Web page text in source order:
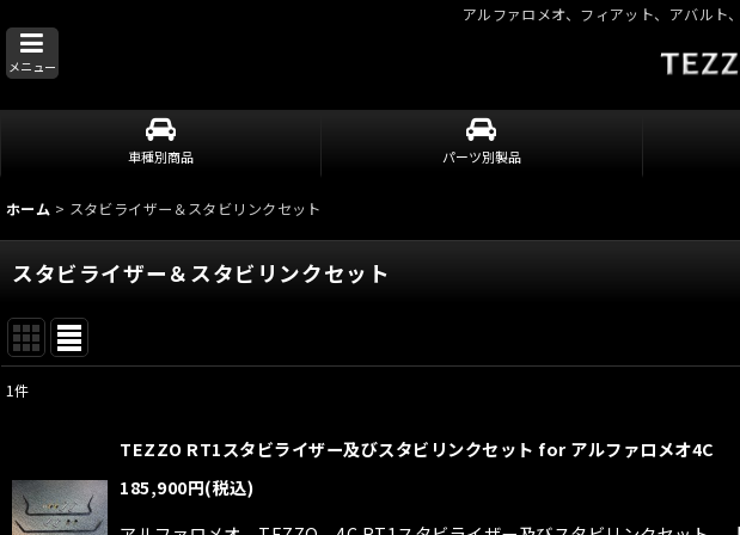
アルファロメオ、フィアット、アバルト
メニュー
車種別商品 パーツ別製品
ホーム > スタビライザー＆スタビリンクセット
スタビライザー＆スタビリンクセット
並び順:
1件
TEZZO RT1スタビライザー及びスタビリンクセット for アルファロメオ4C
185,900円(税込)